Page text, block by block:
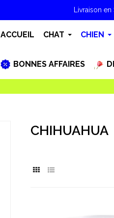
Livraison
ACCUEIL CHAT CHIEN
BONNES AFFAIRES
CHIHUAHUA